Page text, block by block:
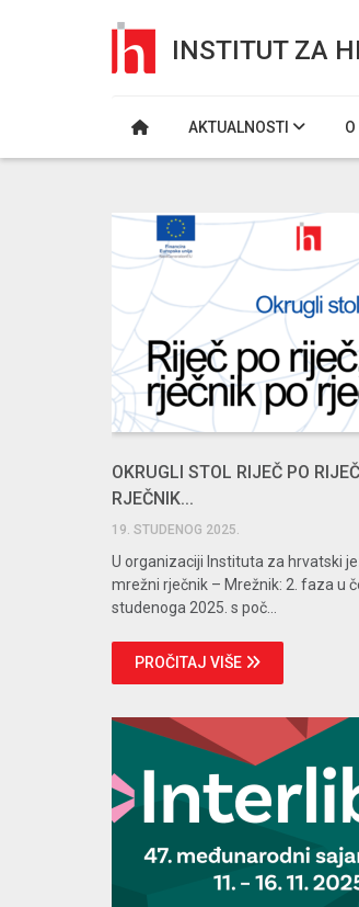
INSTITUT ZA
AKTUALNOSTI
OKRUGLI STOL RIJEČ PO
RJEČNIK...
19. STUDENOG 2025.
U organizaciji Instituta za hrvatski
mrežni rječnik – Mrežnik: 2. faza u
studenoga 2025. s poč...
PROČITAJ VIŠE